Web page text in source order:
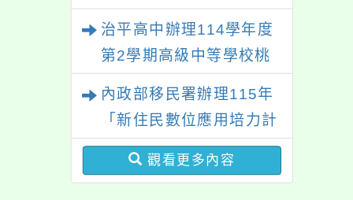
「親密關係工作坊」、
「祖孫樂淘桃創意照片徵
件活動」海報各1份
治平高中辦理114學年度
第2學期高級中等學校桃
內政部移民署辦理115年
「新住民數位應用培力計
畫」免費資訊課程一案
觀看更多內容